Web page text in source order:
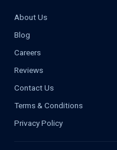
About Us
Blog
Careers
Reviews
Contact Us
Terms & Conditions
Privacy Policy